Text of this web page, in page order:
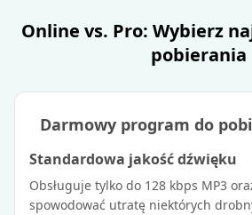
Online vs. Pro: Wybierz
pobierania
Darmowy program do
Standardowa jakość dźwięku
Obsługuje tylko do 128 kbps MP3
spowodować utratę niektórych